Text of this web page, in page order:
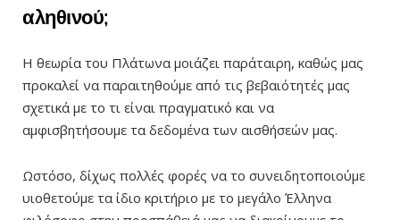
αληθινού;
Η θεωρία του Πλάτωνα μοιάζει παράταιρη, καθώς μας
προκαλεί να παραιτηθούμε από τις βεβαιότητές μας
σχετικά με το τι είναι πραγματικό και να
αμφισβητήσουμε τα δεδομένα των αισθήσεών μας.
Ωστόσο, δίχως πολλές φορές να το συνειδητοποιούμε
υιοθετούμε τα ίδιο κριτήριο με το μεγάλο Έλληνα